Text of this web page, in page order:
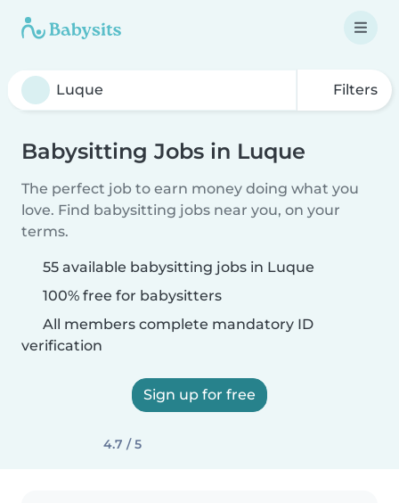
Filters
Babysitting Jobs in Luque
The perfect job to earn money doing what you
love. Find babysitting jobs near you, on your
terms.
55 available babysitting jobs in Luque
100% free for babysitters
All members complete mandatory ID
verification
Sign up for free
4.7 / 5